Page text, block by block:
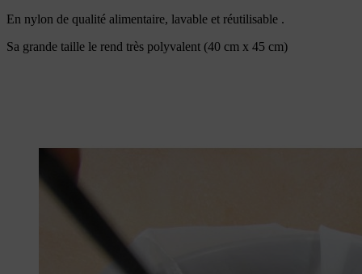
En nylon de qualité alimentaire, lavable et réutilisable .
Sa grande taille le rend très polyvalent (40 cm x 45 cm)